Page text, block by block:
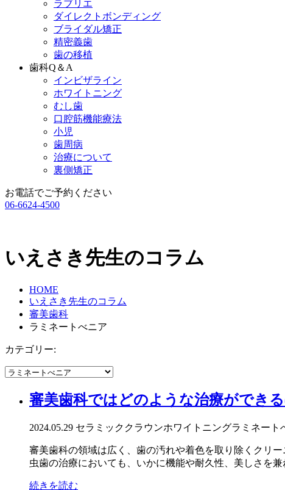
ラブリエ
ダイレクトボンディング
ブライダル矯正
精密義歯
歯の移植
歯科Q＆A
インビザライン
ホワイトニング
むし歯
口腔筋機能療法
小児
歯周病
治療について
裏側矯正
お電話でご予約ください
06-6624-4500
いえさき先生のコラム
HOME
いえさき先生のコラム
審美歯科
ラミネートべニア
カテゴリー:
審美歯科ではどのような治療ができ
2024.05.29 セラミッククラウンホワイトニングラミネート
審美歯科の領域は広く、歯の汚れや着色を取り除くクリ
虫歯の治療においても、いかに機能や耐久性、美しさを
続きを読む